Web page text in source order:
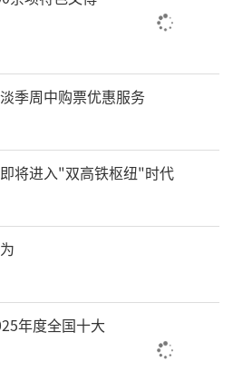
，除医疗、药品、医疗
何广告不得使用涉及疾病
医疗用语或者易使推销
械相混淆的用语。
责任编辑：瞿永昊 刘书君
季周中购票优惠服务
将进入"双高铁枢纽"时代
年度全国十大